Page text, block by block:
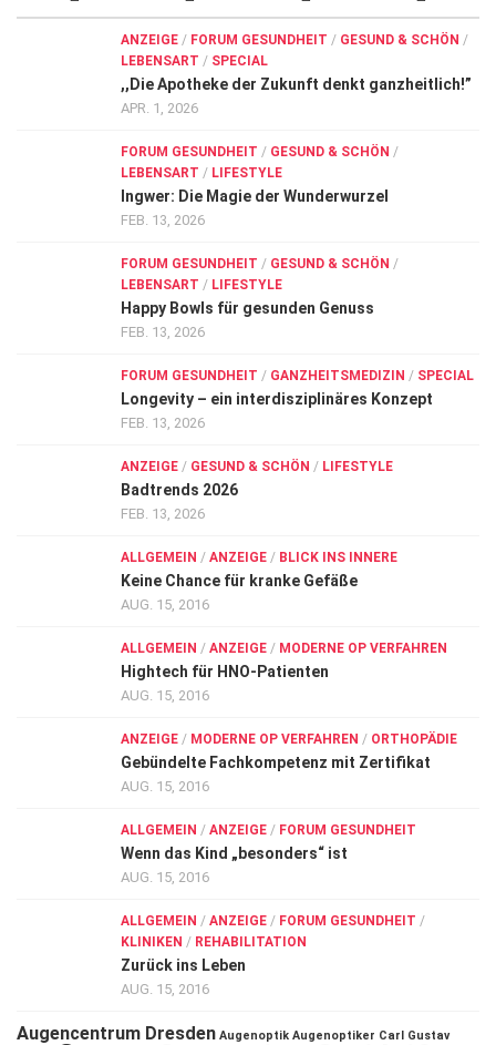
Wirtschaft, Recht, Finanzen
Zahn, Mund, Kiefer
Forum Gesundheit
Innovationen
Kampf gegen Krebs
ANZEIGE / FORUM GESUNDHEIT / GESUND & SCHÖN /
LEBENSART / SPECIAL
,,Die Apotheke der Zukunft denkt ganzheitlich!”
APR. 1, 2026
FORUM GESUNDHEIT / GESUND & SCHÖN /
LEBENSART / LIFESTYLE
Ingwer: Die Magie der Wunderwurzel
FEB. 13, 2026
FORUM GESUNDHEIT / GESUND & SCHÖN /
LEBENSART / LIFESTYLE
Happy Bowls für gesunden Genuss
FEB. 13, 2026
FORUM GESUNDHEIT / GANZHEITSMEDIZIN / SPECIAL
Longevity – ein interdisziplinäres Konzept
FEB. 13, 2026
ANZEIGE / GESUND & SCHÖN / LIFESTYLE
Badtrends 2026
FEB. 13, 2026
ALLGEMEIN / ANZEIGE / BLICK INS INNERE
Keine Chance für kranke Gefäße
AUG. 15, 2016
ALLGEMEIN / ANZEIGE / MODERNE OP VERFAHREN
Hightech für HNO-Patienten
AUG. 15, 2016
ANZEIGE / MODERNE OP VERFAHREN / ORTHOPÄDIE
Gebündelte Fachkompetenz mit Zertifikat
AUG. 15, 2016
ALLGEMEIN / ANZEIGE / FORUM GESUNDHEIT
Wenn das Kind „besonders“ ist
AUG. 15, 2016
ALLGEMEIN / ANZEIGE / FORUM GESUNDHEIT /
KLINIKEN / REHABILITATION
Zurück ins Leben
AUG. 15, 2016
Augencentrum Dresden Augenoptik Augenoptiker Carl Gustav